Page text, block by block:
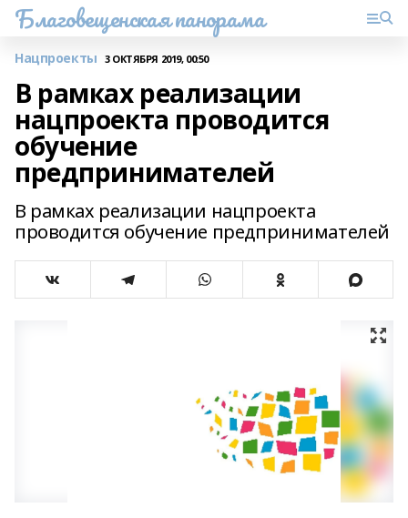
Благовещенская панорама
Нацпроекты 3 ОКТЯБРЯ 2019, 00:50
В рамках реализации
нацпроекта проводится
обучение
предпринимателей
В рамках реализации нацпроекта
проводится обучение предпринимателей